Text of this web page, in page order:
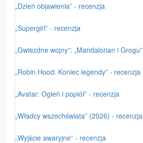
„Dzień objawienia” - recenzja
„Supergirl” - recenzja
„Gwiezdne wojny”: „Mandalorian i
„Robin Hood: Koniec legendy” - recenzja
„Avatar: Ogień i popiół” - recenzja
„Władcy wszechświata” (2026) - recenzja
„Wyjście awaryjne” - recenzja